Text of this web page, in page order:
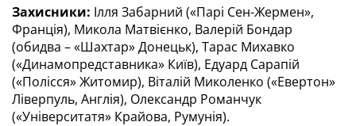
Захисники: Ілля Забарний («Парі Сен-Жермен»,
Франція), Микола Матвієнко, Валерій Бондар
(обидва – «Шахтар» Донецьк), Тарас Михавко
(«Динамопредставника» Київ), Едуард Сарапій
(«Полісся» Житомир), Віталій Миколенко («Евертон»
Ліверпуль, Англія), Олександр Романчук
(«Університатя» Крайова, Румунія).